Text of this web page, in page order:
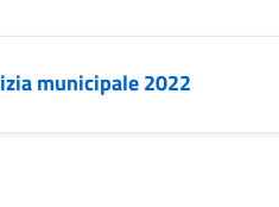
municipale 2022